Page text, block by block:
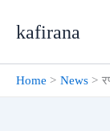
kafirana
Home News